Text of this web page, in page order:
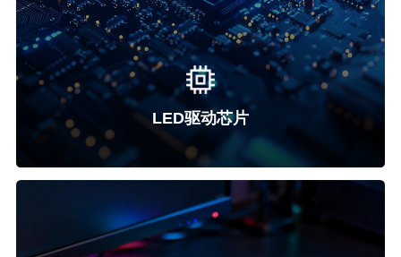
LED驱动芯片